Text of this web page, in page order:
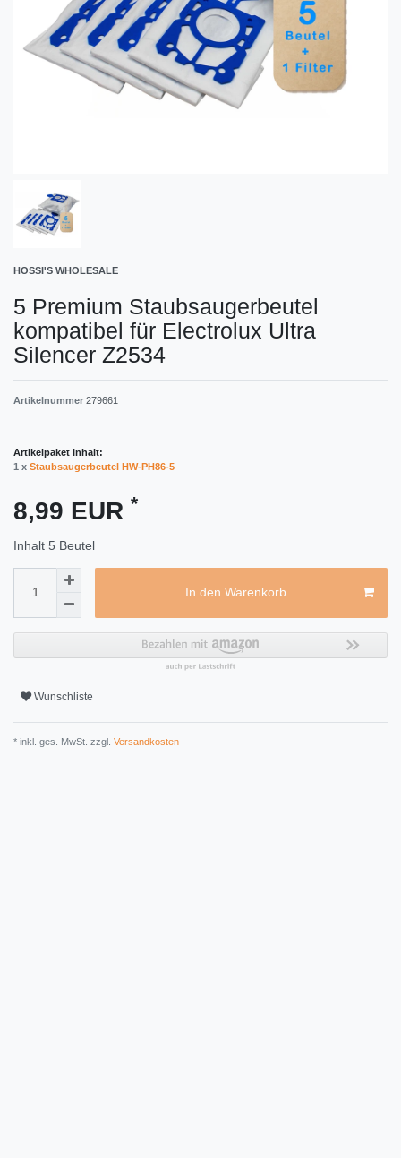
HOSSI'S WHOLESALE
5 Premium Staubsaugerbeutel
kompatibel für Electrolux Ultra
Silencer Z2534
Artikelnummer 279661
Artikelpaket Inhalt:
1 x Staubsaugerbeutel HW-PH86-5
8,99 EUR *
Inhalt 5 Beutel
In den Warenkorb
Wunschliste
* inkl. ges. MwSt. zzgl. Versandkosten